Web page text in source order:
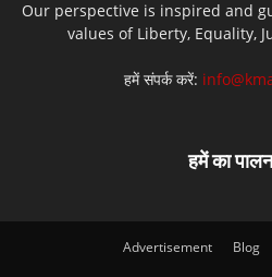
Our perspective is inspired and
values of Liberty, Equality,
हमें संपर्क करें:
हमें का
Advertisement Blog